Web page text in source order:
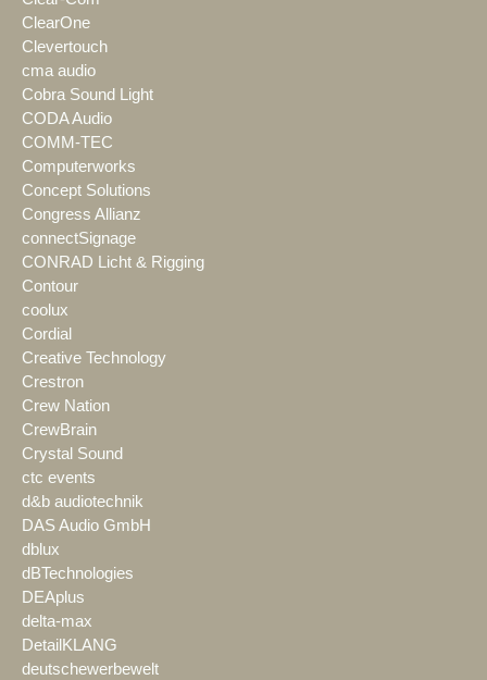
ClearOne
Clevertouch
cma audio
Cobra Sound Light
CODA Audio
COMM-TEC
Computerworks
Concept Solutions
Congress Allianz
connectSignage
CONRAD Licht & Rigging
Contour
coolux
Cordial
Creative Technology
Crestron
Crew Nation
CrewBrain
Crystal Sound
ctc events
d&b audiotechnik
DAS Audio GmbH
dblux
dBTechnologies
DEAplus
delta-max
DetailKLANG
deutschewerbewelt